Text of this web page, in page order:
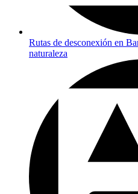
Rutas de desconexión en
naturaleza